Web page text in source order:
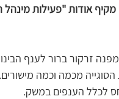
אודות "פעילות
זרקור ברור לענף
מכמה וכמה
לכלל הענפים במשק.